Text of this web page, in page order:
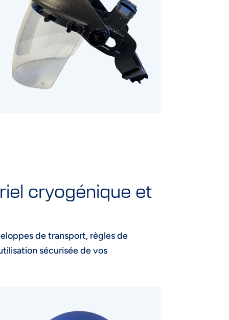
cryogénique et
de transport, règles de
sécurisée de vos